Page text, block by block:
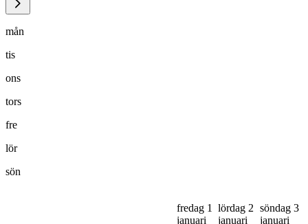
mån
tis
ons
tors
fre
lör
sön
fredag 1
januari
lördag 2
januari
söndag 3
januari